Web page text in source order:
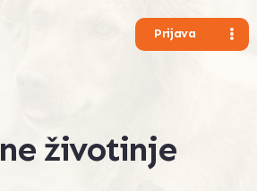
Prijava
životinje